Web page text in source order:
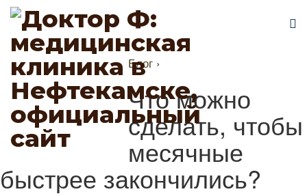
Блог ›
Что можно
сделать, чтобы
месячные
быстрее закончились?